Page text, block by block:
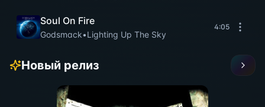
Soul On Fire
Godsmack•Lighting Up The Sky
4:05
Новый релиз